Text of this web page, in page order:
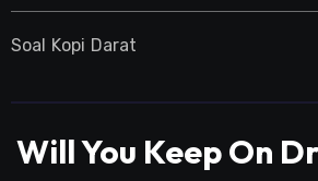
Soal Kopi Darat
Will You Keep On